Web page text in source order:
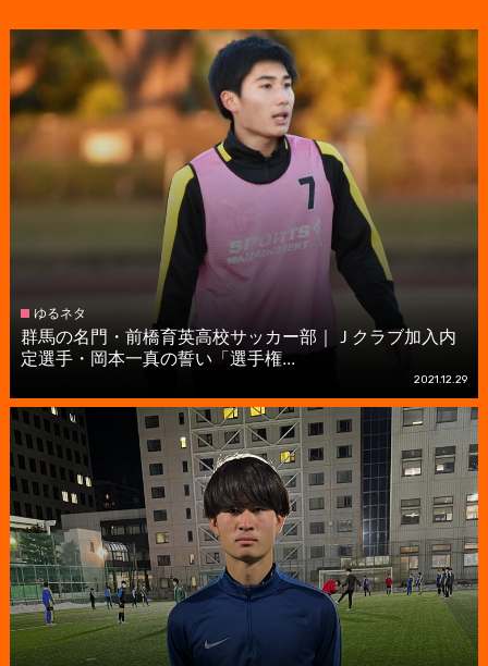
ゆるネタ
群馬の名門・前橋育英高校サッカー部｜Ｊクラブ加入内
定選手・岡本一真の誓い「選手権...
2021.12.29